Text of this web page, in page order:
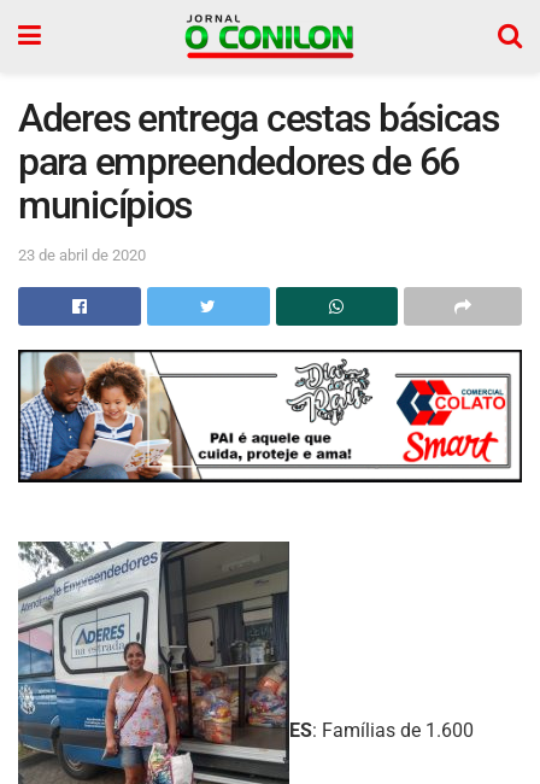
Aderes entrega cestas básicas
para empreendedores de 66
municípios
23 de abril de 2020
ES: Famílias de 1.600